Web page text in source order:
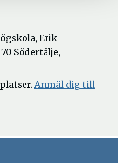
Erik
Södertälje,
Anmäl dig till